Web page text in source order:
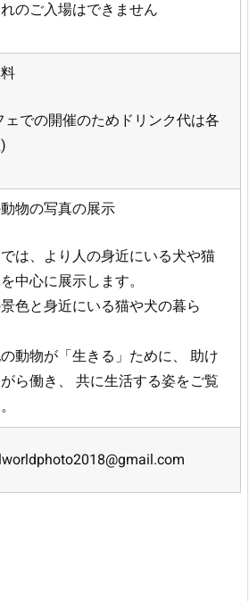
のご入場はできません
での開催のためドリンク代は各
物の写真の展示
は、より人の身近にいる犬や猫
中心に展示します。
色と身近にいる猫や犬の暮ら
動物が「生きる」ために、 助け
ら働き、 共に生活する姿をご覧